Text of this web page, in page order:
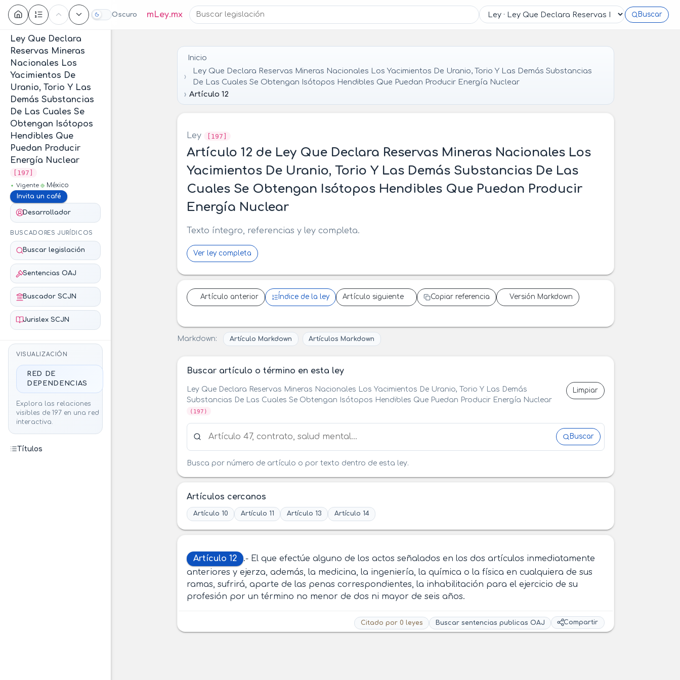
Oscuro mLey.mx Buscar
Contenido
Ley Que Declara
Reservas Mineras
Nacionales Los
Yacimientos De
Uranio, Torio Y Las
Demás Substancias
De Las Cuales Se
Obtengan Isótopos
Hendibles Que
Puedan Producir
Energía Nuclear
[197]
Vigente
México
Invita un café
Desarrollador
BUSCADORES JURÍDICOS
Buscar legislación
Sentencias OAJ
Buscador SCJN
Jurislex SCJN
VISUALIZACIÓN
RED DE
DEPENDENCIAS
Explora las relaciones
visibles de 197 en una red
interactiva.
Títulos
Inicio
Ley Que Declara Reservas Mineras Nacionales Los Yacimientos De Uranio, Torio Y Las Demás Substancias
De Las Cuales Se Obtengan Isótopos Hendibles Que Puedan Producir Energía Nuclear
Artículo 12
Ley [197]
Artículo 12 de Ley Que Declara Reservas Mineras Nacionales Los
Yacimientos De Uranio, Torio Y Las Demás Substancias De Las
Cuales Se Obtengan Isótopos Hendibles Que Puedan Producir
Energía Nuclear
Texto íntegro, referencias y ley completa.
Ver ley completa
Artículo anterior Índice de la ley Artículo siguiente Copiar referencia Versión Markdown
Markdown: Artículo Markdown Artículos Markdown
Buscar artículo o término en esta ley
Ley Que Declara Reservas Mineras Nacionales Los Yacimientos De Uranio, Torio Y Las Demás
Substancias De Las Cuales Se Obtengan Isótopos Hendibles Que Puedan Producir Energía Nuclear
(197)
Limpiar
Buscar artículo o término en esta ley
Buscar
Busca por número de artículo o por texto dentro de esta ley.
Artículos cercanos
Artículo 10 Artículo 11 Artículo 13 Artículo 14
Artículo 12
.- El que efectúe alguno de los actos señalados en los dos artículos inmediatamente
anteriores y ejerza, además, la medicina, la ingeniería, la química o la física en cualquiera de sus
ramas, sufrirá, aparte de las penas correspondientes, la inhabilitación para el ejercicio de su
profesión por un término no menor de dos ni mayor de seis años.
Citado por 0 leyes Buscar sentencias publicas OAJ Compartir